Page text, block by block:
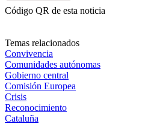
Código QR de esta noticia
Temas relacionados
Convivencia
Comunidades autónomas
Gobierno central
Comisión Europea
Crisis
Reconocimiento
Cataluña